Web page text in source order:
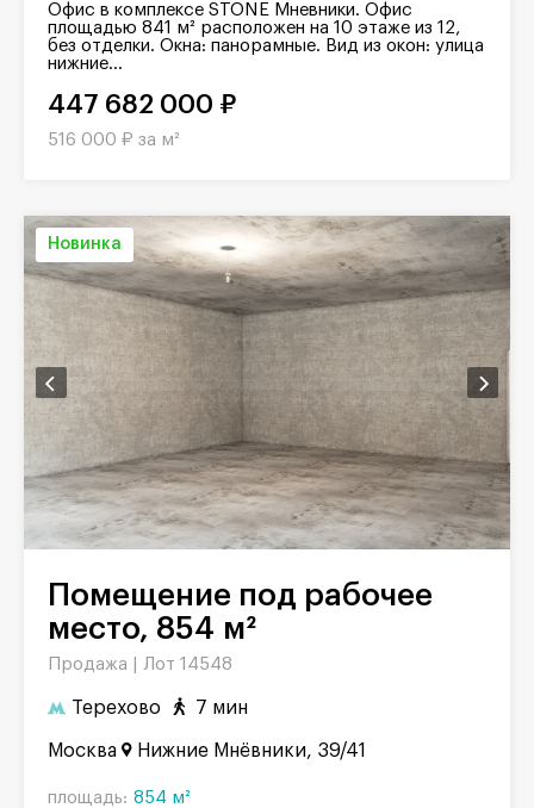
Офис в комплексе STONE Мневники. Офис
площадью 841 м² расположен на 10 этаже из 12,
без отделки. Окна: панорамные. Вид из окон: улица
нижние...
447 682 000 ₽
516 000 ₽ за м²
Новинка
Помещение под рабочее
место, 854 м²
Продажа | Лот 14548
Терехово 7 мин
Москва Нижние Мнёвники, 39/41
площадь: 854 м²